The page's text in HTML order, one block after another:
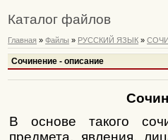
Каталог файлов
Главная »Файлы » РУССКИЙ ЯЗЫК »
Сочинение - описание
В основе такого
предмета, явления,